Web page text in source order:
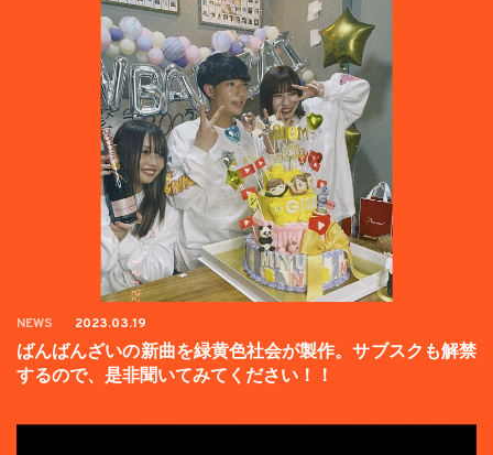
NEWS 2023.03.19
ばんばんざいの新曲を緑黄色社会が製作。サブスクも解禁
するので、是非聞いてみてください！！